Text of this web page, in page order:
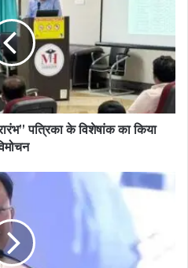
पत्रिका के विशेषांक का किया